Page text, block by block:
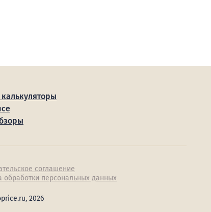
соглашение
обработки персональных данных
2026